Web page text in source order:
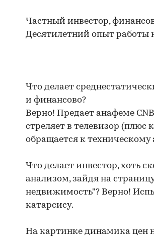
Частный инвестор,
Десятилетний опыт
Что делает
и финансово?
Верно! Предает анафеме
стреляет в телевизор (плюс
обращается к техническому
Что делает инвестор, хоть
анализом, зайдя на
недвижимость"? Верно!
катарсису.
На картинке динамика цен